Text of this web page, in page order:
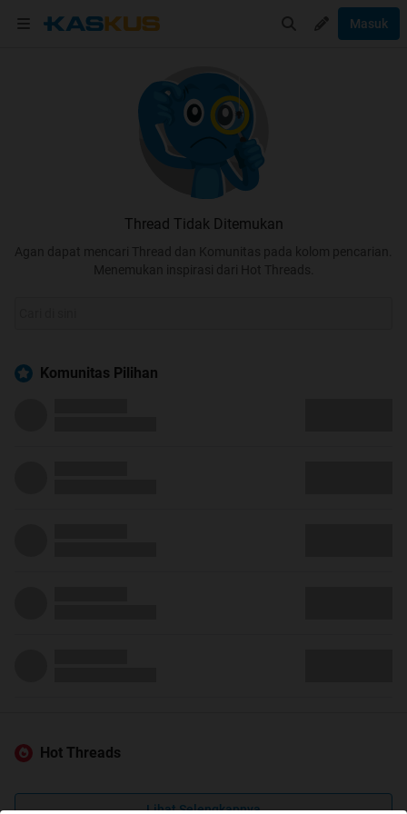
Masuk
Thread Tidak Ditemukan
Agan dapat mencari Thread dan Komunitas pada kolom pencarian.
Menemukan inspirasi dari Hot Threads.
Komunitas Pilihan
Hot Threads
Lihat Selengkapnya